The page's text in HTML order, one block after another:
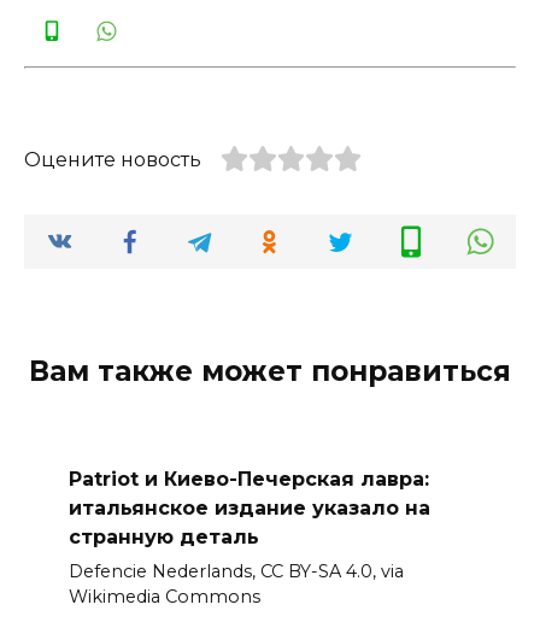
Оцените новость
Вам также может понравиться
Patriot и Киево-Печерская лавра:
итальянское издание указало на
странную деталь
Defencie Nederlands, CC BY-SA 4.0, via
Wikimedia Commons